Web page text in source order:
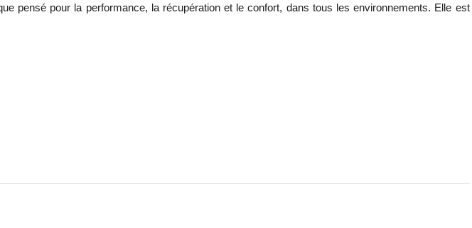
pensé pour la performance, la récupération et le confort, dans tous les environnements. Elle est